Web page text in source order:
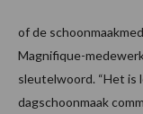
of de
Magnifique-
sleutelwoord. “Het is
dagschoonmaak